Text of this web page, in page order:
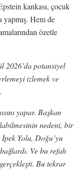
kankası, çocuk
yapmış. Hem de
özetle
2026’da potansiyel
izlemek ve
yapar. Başkan
nedeni, bir
Yolu, Doğu’yu
Ve bu refah
Bu tekrar